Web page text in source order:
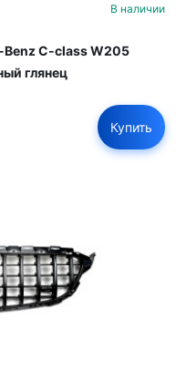
В наличии
Benz C-class W205
глянец
Купить